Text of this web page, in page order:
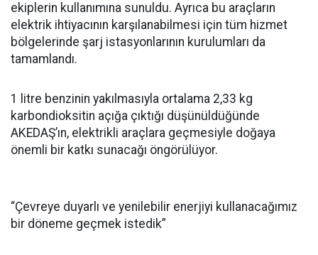
ekiplerin kullanımına sunuldu. Ayrıca bu araçların
elektrik ihtiyacının karşılanabilmesi için tüm hizmet
bölgelerinde şarj istasyonlarının kurulumları da
tamamlandı.
1 litre benzinin yakılmasıyla ortalama 2,33 kg
karbondioksitin açığa çıktığı düşünüldüğünde
AKEDAŞ’ın, elektrikli araçlara geçmesiyle doğaya
önemli bir katkı sunacağı öngörülüyor.
“Çevreye duyarlı ve yenilebilir enerjiyi kullanacağımız
bir döneme geçmek istedik”